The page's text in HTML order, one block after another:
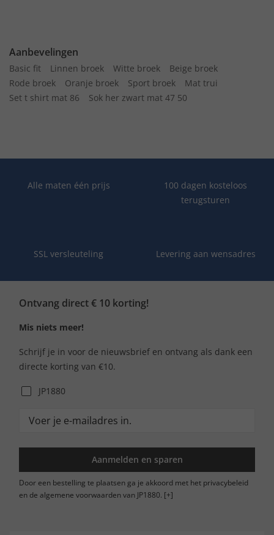
Aanbevelingen
Basic fit Linnen broek Witte broek
Beige broek
Rode broek
Oranje broek Sport broek
Mat trui
Set t shirt mat 86
Sok her zwart mat 47 50
Alle maten één prijs
100 dagen kosteloos
terugsturen
SSL versleuteling Levering aan wensadres
Ontvang direct € 10 korting!
Mis niets meer!
Schrijf je in voor de nieuwsbrief en ontvang als dank een
directe korting van €10.
JP1880
Aanmelden en sparen
Door een bestelling te plaatsen ga je akkoord met het privacybeleid
en de algemene voorwaarden van JP1880. [+]